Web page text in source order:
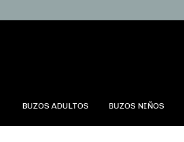
BUZOS ADULTOS BUZOS NIÑOS